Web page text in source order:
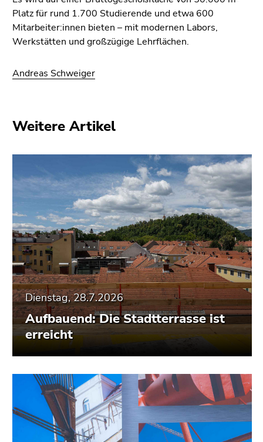
Platz für rund 1.700 Studierende und etwa 600
Mitarbeiter:innen bieten – mit modernen Labors,
Werkstätten und großzügige Lehrflächen.
Andreas Schweiger
Weitere Artikel
Dienstag, 28.7.2026
Aufbauend: Die Stadtterrasse ist
erreicht